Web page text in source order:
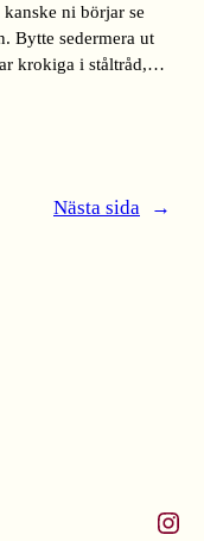
ni börjar se
Bytte sedermera ut
krokiga i ståltråd,…
Nästa sida →
Instagram